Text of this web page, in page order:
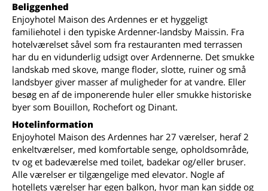
Beliggenhed
Enjoyhotel Maison des Ardennes er et hyggeligt
familiehotel i den typiske Ardenner-landsby Maissin. Fra
hotelværelset såvel som fra restauranten med terrassen
har du en vidunderlig udsigt over Ardennerne. Det smukke
landskab med skove, mange floder, slotte, ruiner og små
landsbyer giver masser af muligheder for at vandre. Eller
besøg en af ​​de imponerende huler eller smukke historiske
byer som Bouillon, Rochefort og Dinant.
Hotelinformation
Enjoyhotel Maison des Ardennes har 27 værelser, heraf 2
enkeltværelser, med komfortable senge, opholdsområde,
tv og et badeværelse med toilet, badekar og/eller bruser.
Alle værelser er tilgængelige med elevator. Nogle af
hotellets værelser har egen balkon, hvor man kan sidde og